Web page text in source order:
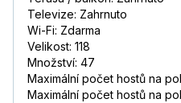
Televize: Zahrnuto
Wi-Fi: Zdarma
Velikost: 118
Množství: 47
Maximální počet hostů na
Maximální počet hostů na